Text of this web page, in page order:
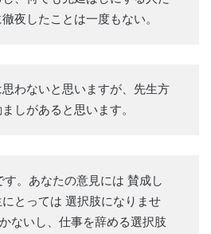
夜したことは一度もない。
わないと思いますが、先生方
しがあると思います。
。あなたの意見には 賛成し
とっては 選択肢になりませ
ないし、仕事を辞める選択肢